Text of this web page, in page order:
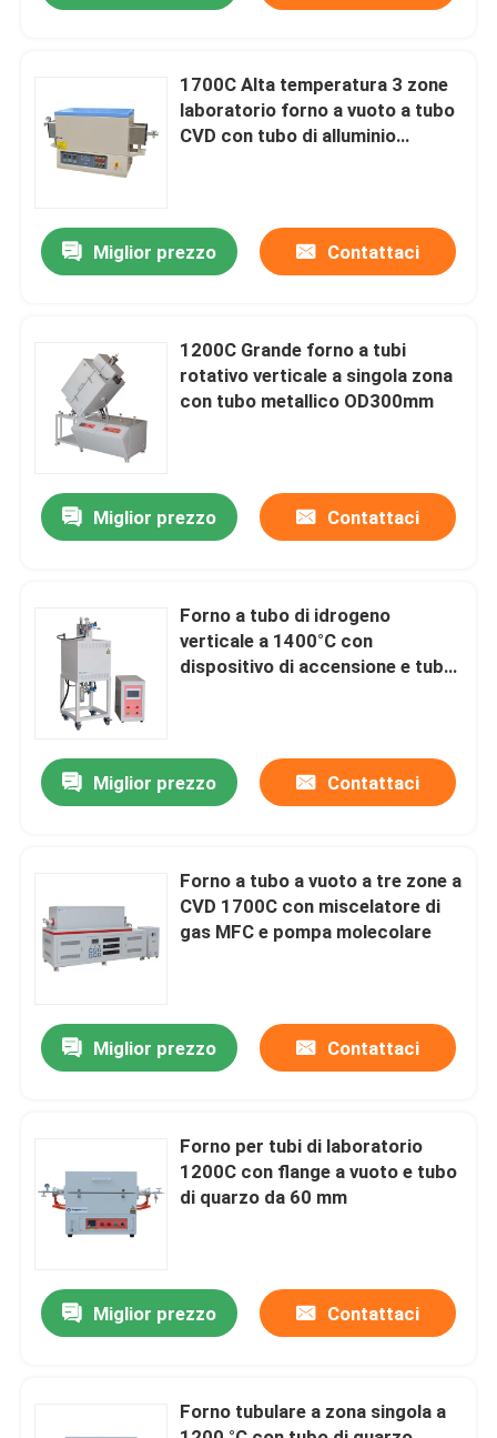
Casa.
Video
Visita alla fabbrica
Controllo della qualità
Chiedi un preventivo
Programtherm
Forno a muffle ad alta temperatura
1700C Alta temperatura 3 zone
laboratorio forno a vuoto a tubo
CVD con tubo di alluminio
Miglior prezzo Contattaci
1200C Grande forno a tubi
rotativo verticale a singola zona
con tubo metallico OD300mm
Miglior prezzo Contattaci
Forno a tubo di idrogeno
verticale a 1400°C con
dispositivo di accensione e tubo
Miglior prezzo Contattaci
Forno a tubo a vuoto a tre zone a
CVD 1700C con miscelatore di
gas MFC e pompa molecolare
Miglior prezzo Contattaci
Forno per tubi di laboratorio
1200C con flange a vuoto e tubo
di quarzo da 60 mm
Miglior prezzo Contattaci
Forno tubulare a zona singola a